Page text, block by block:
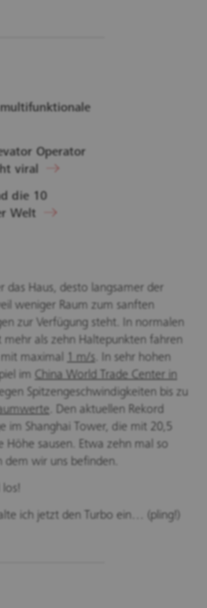
multifunktionale
Operator
viral
die 10
Welt
das Haus, desto langsamer der
weniger Raum zum sanften
zur Verfügung steht. In normalen
als zehn Haltepunkten fahren
maximal
1 m/s . In sehr hohen
im China World Trade Center in
Spitzengeschwindigkeiten bis zu
. Den aktuellen Rekord
im Shanghai Tower, die mit 20,5
sausen. Etwa zehn mal so
wir uns befinden.
ich jetzt den Turbo ein… (pling!)